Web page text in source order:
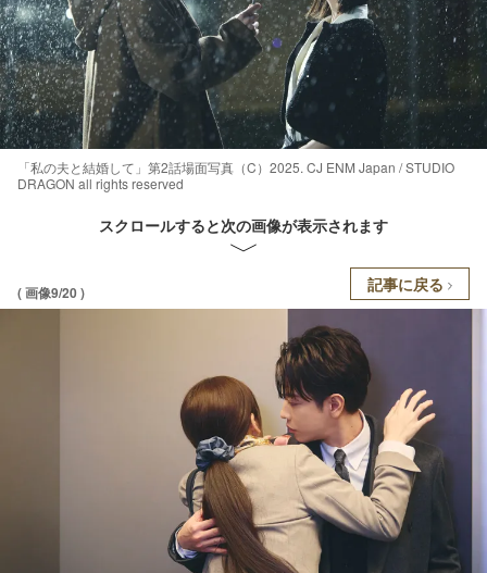
「私の夫と結婚して」第2話場面写真（C）2025. CJ ENM Japan / STUDIO
DRAGON all rights reserved
スクロールすると次の画像が表示されます
( 画像9/20 ) 記事に戻る